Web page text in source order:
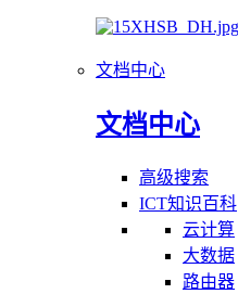
文档中心
文档中心
高级搜索
ICT知识百科
云计算
大数据
路由器